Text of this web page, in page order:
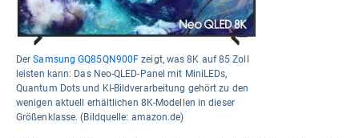
DerSamsung GQ85QN900F zeigt, was 8K auf 85 Zoll
leisten kann: Das Neo-QLED-Panel mit MiniLEDs,
Quantum Dots und KI-Bildverarbeitung gehört zu den
wenigen aktuell erhältlichen 8K-Modellen in dieser
Größenklasse. (Bildquelle: amazon.de)